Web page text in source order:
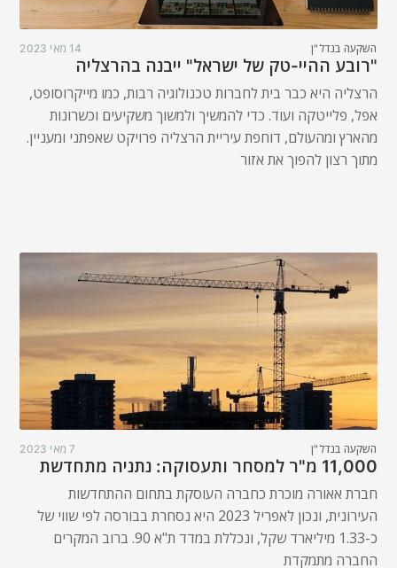
השקעה בנדל"ן 14 מאי 2023
"רובע ההיי-טק של ישראל" ייבנה בהרצליה
הרצליה היא כבר בית לחברות טכנולוגיה רבות, כמו מייקרוסופט,
אפל, פלייטקה ועוד. כדי להמשיך ולמשוך משקיעים וכשרונות
מהארץ ומהעולם, דוחפת עיריית הרצליה פרויקט שאפתני ומעניין.
מתוך רצון להפוך את אזור
השקעה בנדל"ן 7 מאי 2023
11,000 מ"ר למסחר ותעסוקה: נתניה מתחדשת
חברת אאורה מוכרת כחברה העוסקת בתחום ההתחדשות
העירונית, ונכון לאפריל 2023 היא נסחרת בבורסה לפי שווי של
כ-1.33 מיליארד שקל, ונכללת במדד ת"א 90. ברוב המקרים
החברה מתמקדת